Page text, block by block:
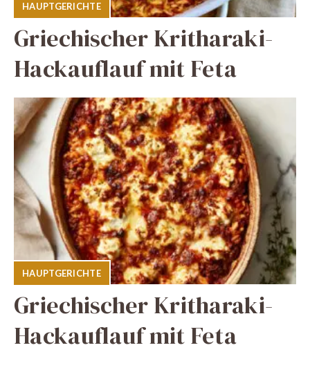
HAUPTGERICHTE
Griechischer Kritharaki-
Hackauflauf mit Feta
HAUPTGERICHTE
Griechischer Kritharaki-
Hackauflauf mit Feta